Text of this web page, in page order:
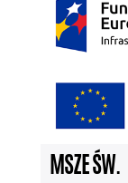
MSZE ŚW.